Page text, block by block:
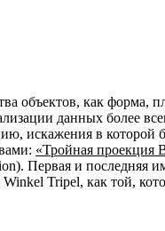
объектов, как форма,
данных более
искажения в
«Тройная проекция
Первая и последняя
Tripel, как той,